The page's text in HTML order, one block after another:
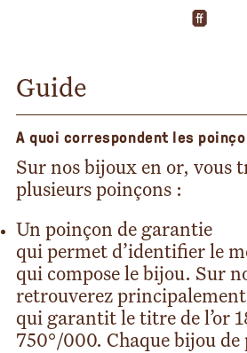
Guide
A quoi correspondent les
Sur nos bijoux en or, vous
plusieurs poinçons :
Un poinçon de garantie
qui permet d’identifier le
qui compose le bijou. Sur
retrouverez principalement
qui garantit le titre de l’or
750°/000. Chaque bijou